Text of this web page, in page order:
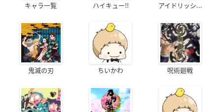
キャラ一覧 ハイキュー!! アイドリッシ...
鬼滅の刃 ちいかわ 呪術廻戦